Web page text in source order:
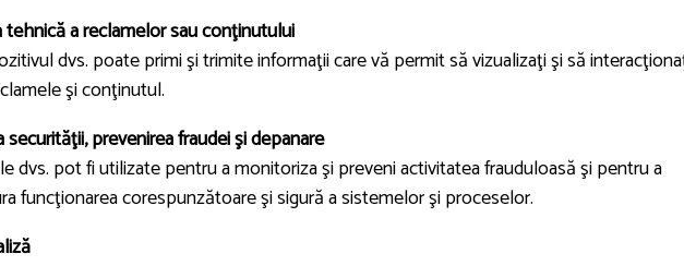
tehnică a reclamelor sau conţinutului
dvs. poate primi şi trimite informaţii care vă permit să vizualizaţi şi să
şi conţinutul.
securităţii, prevenirea fraudei şi depanare
dvs. pot fi utilizate pentru a monitoriza şi preveni activitatea frauduloasă şi pentru a
funcţionarea corespunzătoare şi sigură a sistemelor şi proceselor.